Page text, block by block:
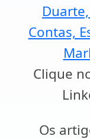
Contas,
Clique
Os